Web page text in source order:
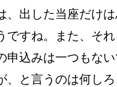
、出した当座だけ
ですね。また、そ
申込みは一つもな
、と言うのは何し